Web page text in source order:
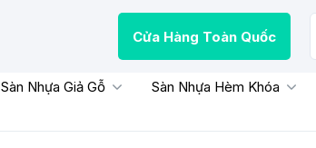
Cửa Hàng Toàn Quốc
Sàn Nhựa Giả Gỗ Sàn Nhựa Hèm Khóa